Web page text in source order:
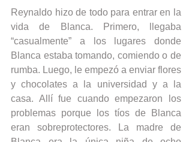
Reynaldo hizo de todo para entrar en la
vida de Blanca. Primero, llegaba
“casualmente” a los lugares donde
Blanca estaba tomando, comiendo o de
rumba. Luego, le empezó a enviar flores
y chocolates a la universidad y a la
casa. Allí fue cuando empezaron los
problemas porque los tíos de Blanca
eran sobreprotectores. La madre de